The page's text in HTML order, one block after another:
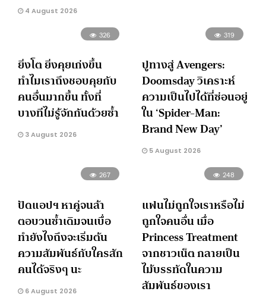
4 August 2026
326
ยิ่งโต ยิ่งคุยเก่งขึ้น
ทำไมเราถึงชอบคุยกับ
คนอื่นมากขึ้น ทั้งที่
บางทีไม่รู้จักกันด้วยซ้ำ
3 August 2026
319
ปูทางสู่ Avengers:
Doomsday วิเคราะห์
ความเป็นไปได้ที่ซ่อนอยู่
ใน ‘Spider-Man:
Brand New Day’
5 August 2026
267
ปัดแอปฯ หาคู่จนล้า
ตอบวนซ้ำเดิมจนเบื่อ
ทำยังไงถึงจะเริ่มต้น
ความสัมพันธ์กับใครสัก
คนได้จริงๆ นะ
6 August 2026
248
แฟนไม่ถูกใจเราหรือไม่
ถูกใจคนอื่น เมื่อ
Princess Treatment
จากชาวเน็ต กลายเป็น
ไม้บรรทัดในความ
สัมพันธ์ของเรา